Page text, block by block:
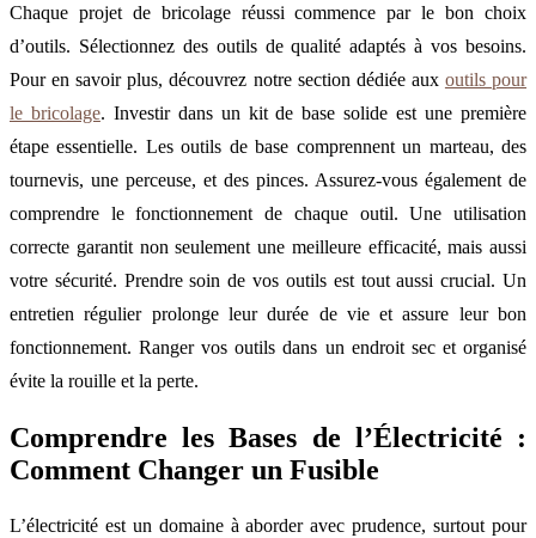
Chaque projet de bricolage réussi commence par le bon choix
d’outils. Sélectionnez des outils de qualité adaptés à vos besoins.
Pour en savoir plus, découvrez notre section dédiée aux outils pour
le bricolage. Investir dans un kit de base solide est une première
étape essentielle. Les outils de base comprennent un marteau, des
tournevis, une perceuse, et des pinces. Assurez-vous également de
comprendre le fonctionnement de chaque outil. Une utilisation
correcte garantit non seulement une meilleure efficacité, mais aussi
votre sécurité. Prendre soin de vos outils est tout aussi crucial. Un
entretien régulier prolonge leur durée de vie et assure leur bon
fonctionnement. Ranger vos outils dans un endroit sec et organisé
évite la rouille et la perte.
Comprendre les Bases de l’Électricité :
Comment Changer un Fusible
L’électricité est un domaine à aborder avec prudence, surtout pour